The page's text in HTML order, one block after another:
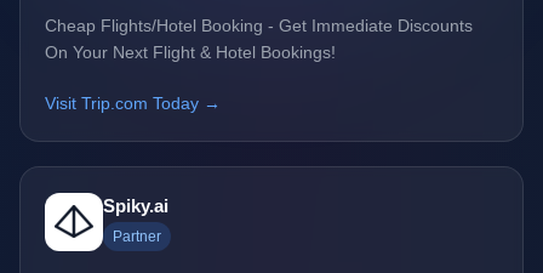
Cheap Flights/Hotel Booking - Get Immediate Discounts
On Your Next Flight & Hotel Bookings!
Visit Trip.com Today →
Spiky.ai
Partner